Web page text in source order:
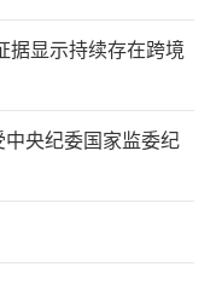
据显示持续存在跨境
央纪委国家监委纪